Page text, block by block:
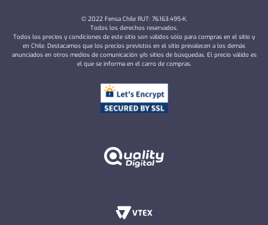
© 2022 Fensa Chile RUT: 76.163.495-K.
Todos los derechos reservados.
Todos los precios y condiciones de este sitio son válidos sólo para compras en el sitio y
en Chile. Destacamos que los precios previstos en el sitio prevalecen a los demás
anunciados en otros medios de comunicación y/o sitios de búsquedas. El precio válido es
el que se informa en el carro de compras.